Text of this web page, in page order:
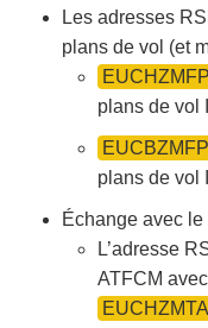
Les adresses
plans de vol (et
EUCHZMFP
plans de vol
EUCBZMFP
plans de vol
Échange avec
L’adresse
ATFCM
EUCHZMTA